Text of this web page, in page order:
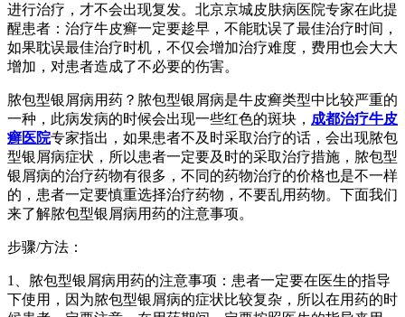
进行治疗，才不会出现复发。北京京城皮肤病医院专家在此提
醒患者：治疗牛皮癣一定要趁早，不能耽误了最佳治疗时间，
如果耽误最佳治疗时机，不仅会增加治疗难度，费用也会大大
增加，对患者造成了不必要的伤害。
脓包型银屑病用药？脓包型银屑病是牛皮癣类型中比较严重的
一种，此病发病的时候会出现一些红色的斑块， 成都治疗牛皮
癣医院专家指出，如果患者不及时采取治疗的话，会出现脓包
型银屑病症状，所以患者一定要及时的采取治疗措施，脓包型
银屑病的治疗药物有很多，不同的药物治疗的价格也是不一样
的，患者一定要慎重选择治疗药物，不要乱用药物。下面我们
来了解脓包型银屑病用药的注意事项。
步骤/方法：
1、脓包型银屑病用药的注意事项：患者一定要在医生的指导
下使用，因为脓包型银屑病的症状比较复杂，所以在用药的时